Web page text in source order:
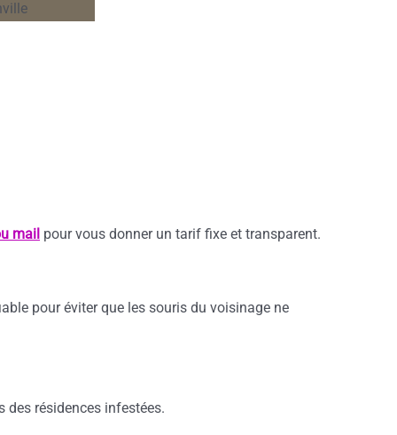
mail pour vous donner un tarif fixe et transparent.
pour éviter que les souris du voisinage ne
résidences infestées.